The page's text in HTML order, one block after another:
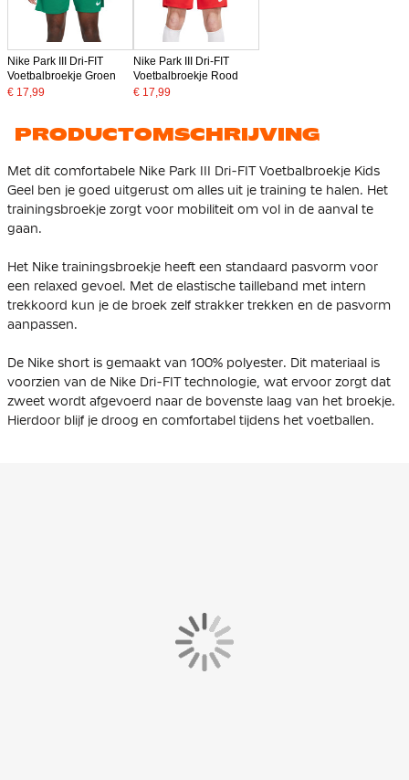
Nike Park III Dri-FIT
Voetbalbroekje Groen
€ 17,99
Nike Park III Dri-FIT
Voetbalbroekje Rood
€ 17,99
PRODUCTOMSCHRIJVING
Met dit comfortabele Nike Park III Dri-FIT Voetbalbroekje Kids
Geel ben je goed uitgerust om alles uit je training te halen. Het
trainingsbroekje zorgt voor mobiliteit om vol in de aanval te
gaan.
Het Nike trainingsbroekje heeft een standaard pasvorm voor
een relaxed gevoel. Met de elastische tailleband met intern
trekkoord kun je de broek zelf strakker trekken en de pasvorm
aanpassen.
De Nike short is gemaakt van 100% polyester. Dit materiaal is
voorzien van de Nike Dri-FIT technologie, wat ervoor zorgt dat
zweet wordt afgevoerd naar de bovenste laag van het broekje.
Hierdoor blijf je droog en comfortabel tijdens het voetballen.